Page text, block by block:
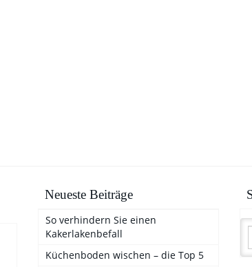
Neueste Beiträge
So verhindern Sie einen
Kakerlakenbefall
Küchenboden wischen – die Top 5